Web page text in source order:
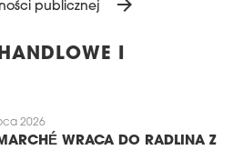
publicznej arrow_forward
I
2026
WRACA DO RADLINA Z